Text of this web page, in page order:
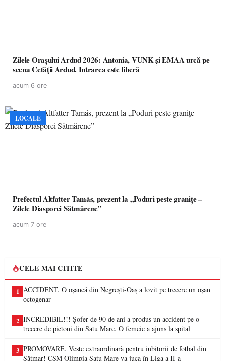
Zilele Orașului Ardud 2026: Antonia, VUNK și EMAA urcă pe
scena Cetății Ardud. Intrarea este liberă
acum 6 ore
LOCALE
Prefectul Altfatter Tamás, prezent la „Poduri peste granițe –
Zilele Diasporei Sătmărene”
acum 7 ore
CELE MAI CITITE
1 ACCIDENT. O oșancă din Negrești-Oaș a lovit pe trecere un oșan
octogenar
2 INCREDIBIL!!! Șofer de 90 de ani a produs un accident pe o
trecere de pietoni din Satu Mare. O femeie a ajuns la spital
3 PROMOVARE. Veste extraordinară pentru iubitorii de fotbal din
Sătmar! CSM Olimpia Satu Mare va juca în Liga a II-a